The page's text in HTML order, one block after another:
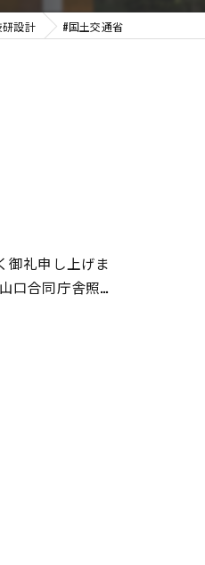
研設計 #国土交通省
御礼申し上げま
口合同庁舎照…